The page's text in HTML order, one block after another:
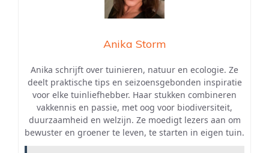
Anika Storm
Anika schrijft over tuinieren, natuur en ecologie. Ze
deelt praktische tips en seizoensgebonden inspiratie
voor elke tuinliefhebber. Haar stukken combineren
vakkennis en passie, met oog voor biodiversiteit,
duurzaamheid en welzijn. Ze moedigt lezers aan om
bewuster en groener te leven, te starten in eigen tuin.